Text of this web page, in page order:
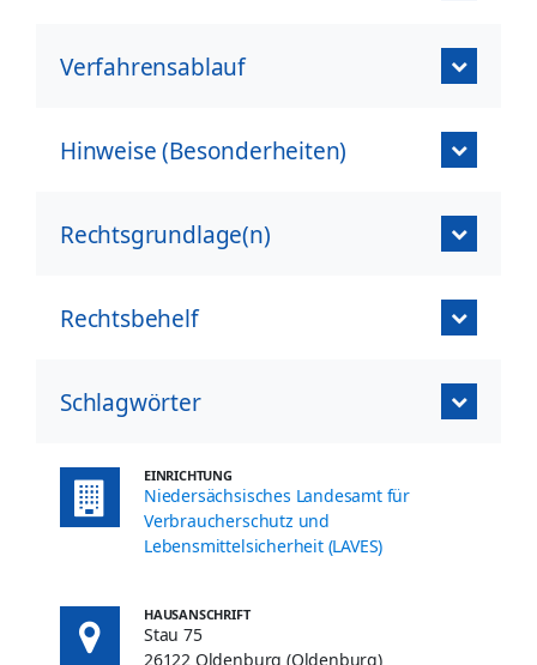
Verfahrensablauf
Hinweise (Besonderheiten)
Rechtsgrundlage(n)
Rechtsbehelf
Schlagwörter
EINRICHTUNG
Niedersächsisches Landesamt für
Verbraucherschutz und
Lebensmittelsicherheit (LAVES)
HAUSANSCHRIFT
Stau 75
26122 Oldenburg (Oldenburg)